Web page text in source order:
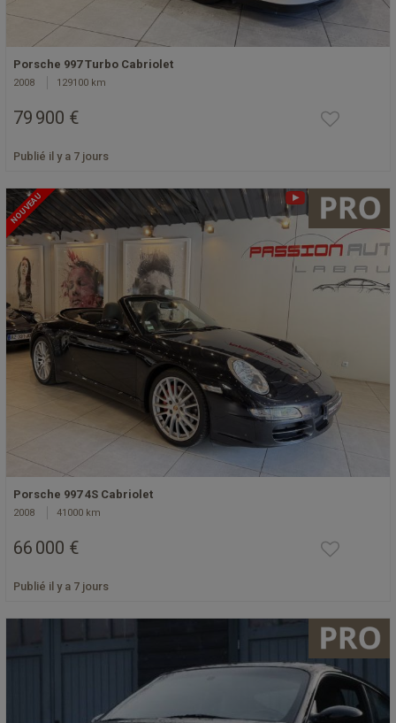
Porsche 997 Turbo Cabriolet
2008 129100 km
79 900 €
Publié il y a 7 jours
NOUVEAU
Porsche 997 4S Cabriolet
2008 41000 km
66 000 €
Publié il y a 7 jours